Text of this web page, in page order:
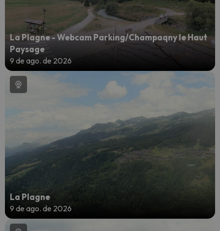
La Plagne - Webcam Parking/Champaqny le Haut
Paysage
9 de ago. de 2026
La Plagne
9 de ago. de 2026